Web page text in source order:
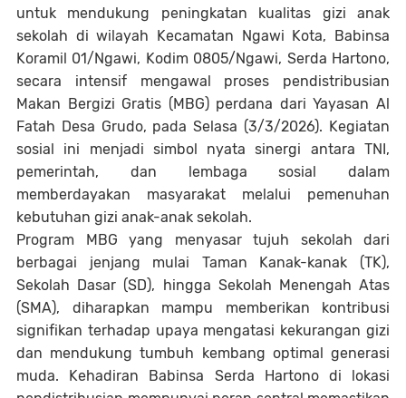
untuk mendukung peningkatan kualitas gizi anak
sekolah di wilayah Kecamatan Ngawi Kota, Babinsa
Koramil 01/Ngawi, Kodim 0805/Ngawi, Serda Hartono,
secara intensif mengawal proses pendistribusian
Makan Bergizi Gratis (MBG) perdana dari Yayasan Al
Fatah Desa Grudo, pada Selasa (3/3/2026). Kegiatan
sosial ini menjadi simbol nyata sinergi antara TNI,
pemerintah, dan lembaga sosial dalam
memberdayakan masyarakat melalui pemenuhan
kebutuhan gizi anak-anak sekolah.
Program MBG yang menyasar tujuh sekolah dari
berbagai jenjang mulai Taman Kanak-kanak (TK),
Sekolah Dasar (SD), hingga Sekolah Menengah Atas
(SMA), diharapkan mampu memberikan kontribusi
signifikan terhadap upaya mengatasi kekurangan gizi
dan mendukung tumbuh kembang optimal generasi
muda. Kehadiran Babinsa Serda Hartono di lokasi